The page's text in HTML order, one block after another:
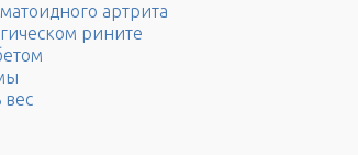
артрита
рините
вес